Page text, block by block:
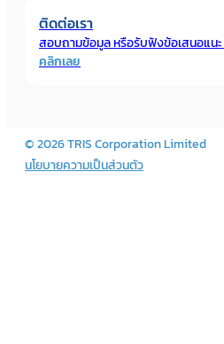
ติดต่อเรา
สอบถามข้อมูล หรือรับฟังข้อเสนอแนะ
คลิกเลย
© 2026 TRIS Corporation Limited
นโยบายความเป็นส่วนตัว